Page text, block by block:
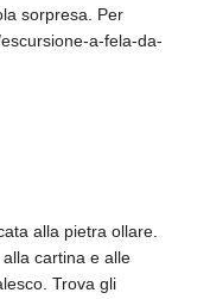
sorpresa. Per
a-fela-da-
alla pietra ollare.
cartina e alle
Trova gli